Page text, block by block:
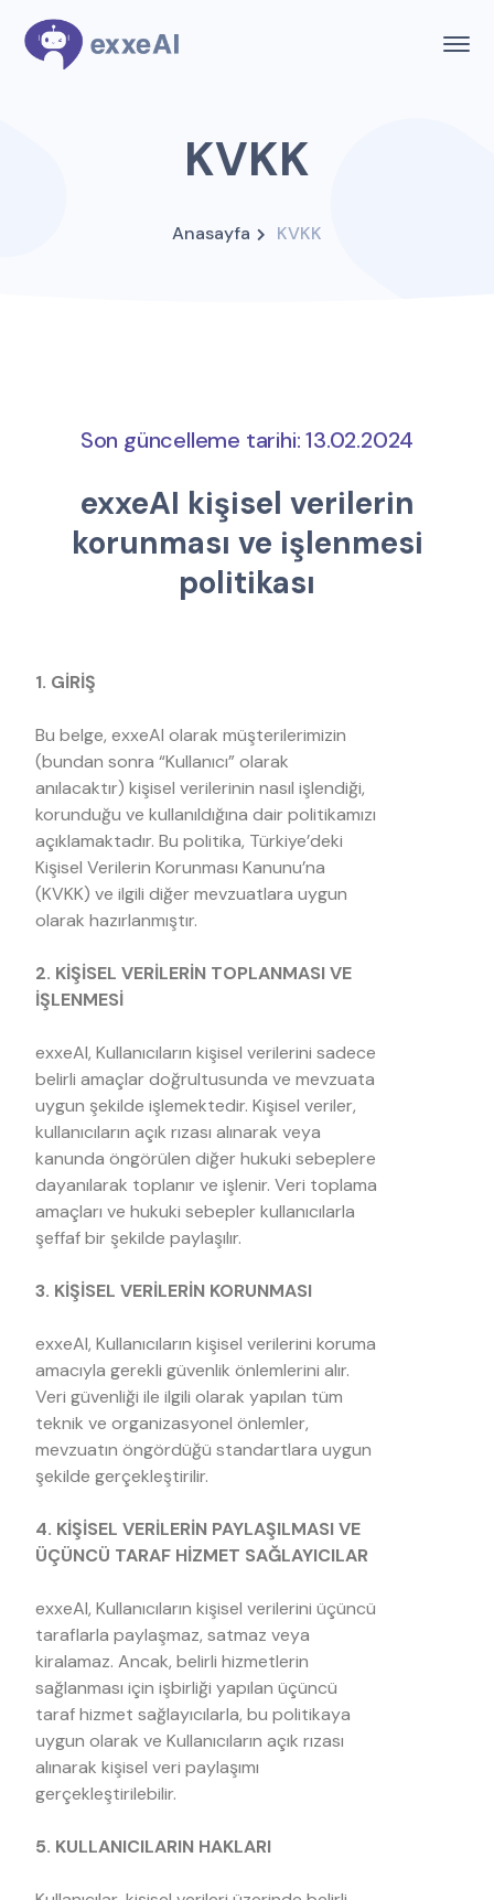
KVKK
Anasayfa KVKK
Son güncelleme tarihi: 13.02.2024
exxeAI kişisel verilerin
korunması ve işlenmesi
politikası
1. GİRİŞ
Bu belge, exxeAI olarak müşterilerimizin
(bundan sonra “Kullanıcı” olarak
anılacaktır) kişisel verilerinin nasıl işlendiği,
korunduğu ve kullanıldığına dair politikamızı
açıklamaktadır. Bu politika, Türkiye’deki
Kişisel Verilerin Korunması Kanunu’na
(KVKK) ve ilgili diğer mevzuatlara uygun
olarak hazırlanmıştır.
2. KİŞİSEL VERİLERİN TOPLANMASI VE
İŞLENMESİ
exxeAI, Kullanıcıların kişisel verilerini sadece
belirli amaçlar doğrultusunda ve mevzuata
uygun şekilde işlemektedir. Kişisel veriler,
kullanıcıların açık rızası alınarak veya
kanunda öngörülen diğer hukuki sebeplere
dayanılarak toplanır ve işlenir. Veri toplama
amaçları ve hukuki sebepler kullanıcılarla
şeffaf bir şekilde paylaşılır.
3. KİŞİSEL VERİLERİN KORUNMASI
exxeAI, Kullanıcıların kişisel verilerini koruma
amacıyla gerekli güvenlik önlemlerini alır.
Veri güvenliği ile ilgili olarak yapılan tüm
teknik ve organizasyonel önlemler,
mevzuatın öngördüğü standartlara uygun
şekilde gerçekleştirilir.
4. KİŞİSEL VERİLERİN PAYLAŞILMASI VE
ÜÇÜNCÜ TARAF HİZMET SAĞLAYICILAR
exxeAI, Kullanıcıların kişisel verilerini üçüncü
taraflarla paylaşmaz, satmaz veya
kiralamaz. Ancak, belirli hizmetlerin
sağlanması için işbirliği yapılan üçüncü
taraf hizmet sağlayıcılarla, bu politikaya
uygun olarak ve Kullanıcıların açık rızası
alınarak kişisel veri paylaşımı
gerçekleştirilebilir.
5. KULLANICILARIN HAKLARI